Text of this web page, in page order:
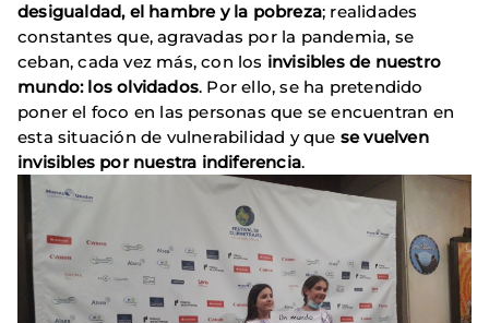
desigualdad, el hambre y la pobreza; realidades
constantes que, agravadas por la pandemia, se
ceban, cada vez más, con los invisibles de nuestro
mundo: los olvidados. Por ello, se ha pretendido
poner el foco en las personas que se encuentran en
esta situación de vulnerabilidad y que se vuelven
invisibles por nuestra indiferencia.